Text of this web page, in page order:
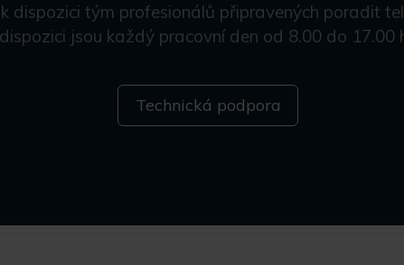
dispozici tým profesionálů připravených poradit
jsou každý pracovní den od 8.00 do 17.00
Technická podpora